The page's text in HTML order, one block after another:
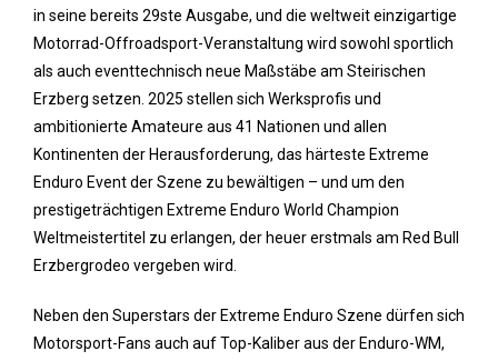
in seine bereits 29ste Ausgabe, und die weltweit einzigartige
Motorrad-Offroadsport-Veranstaltung wird sowohl sportlich
als auch eventtechnisch neue Maßstäbe am Steirischen
Erzberg setzen. 2025 stellen sich Werksprofis und
ambitionierte Amateure aus 41 Nationen und allen
Kontinenten der Herausforderung, das härteste Extreme
Enduro Event der Szene zu bewältigen – und um den
prestigeträchtigen Extreme Enduro World Champion
Weltmeistertitel zu erlangen, der heuer erstmals am Red Bull
Erzbergrodeo vergeben wird.
Neben den Superstars der Extreme Enduro Szene dürfen sich
Motorsport-Fans auch auf Top-Kaliber aus der Enduro-WM,